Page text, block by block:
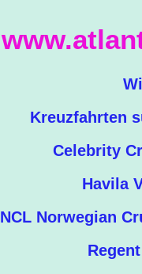
Kreuzfahrten
Celebrity
Havila
NCL Norwegian